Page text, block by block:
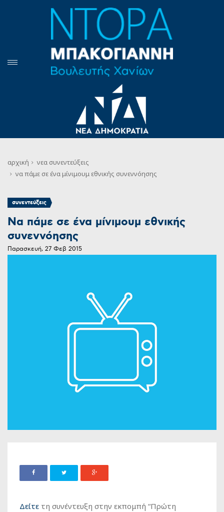
αρχική νεα συνεντεύξεις
να πάμε σε ένα μίνιμουμ εθνικής συνεννόησης
συνεντεύξεις
Να πάμε σε ένα μίνιμουμ εθνικής
συνεννόησης
Παρασκευή, 27 Φεβ 2015
Δείτε τη συνέντευξη στην εκπομπή “Πρώτη